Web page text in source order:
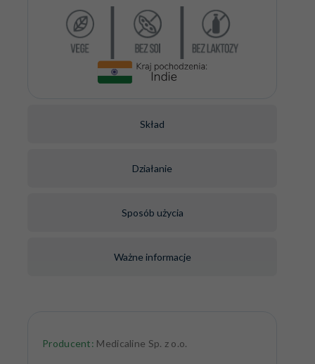
Skład
Działanie
Sposób użycia
Ważne informacje
Producent: Medicaline Sp. z o.o.